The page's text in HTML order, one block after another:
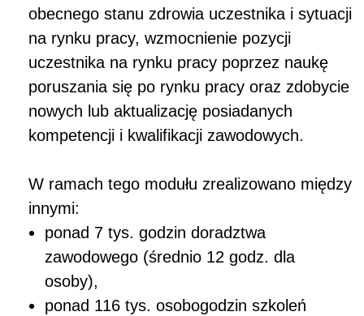
obecnego stanu zdrowia uczestnika i sytuacji
na rynku pracy, wzmocnienie pozycji
uczestnika na rynku pracy poprzez naukę
poruszania się po rynku pracy oraz zdobycie
nowych lub aktualizację posiadanych
kompetencji i kwalifikacji zawodowych.
W ramach tego modułu zrealizowano między
innymi:
ponad 7 tys. godzin doradztwa
zawodowego (średnio 12 godz. dla
osoby),
ponad 116 tys. osobogodzin szkoleń